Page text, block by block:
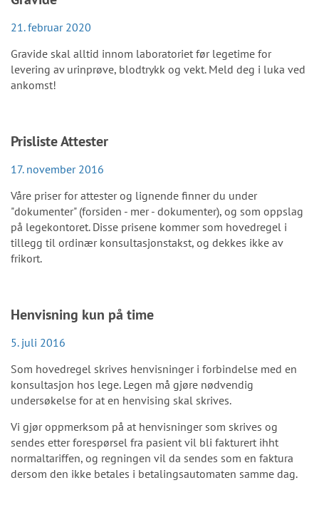
21. februar 2020
Gravide skal alltid innom laboratoriet før legetime for
levering av urinprøve, blodtrykk og vekt. Meld deg i luka ved
ankomst!
Prisliste Attester
17. november 2016
Våre priser for attester og lignende finner du under
"dokumenter" (forsiden - mer - dokumenter), og som oppslag
på legekontoret. Disse prisene kommer som hovedregel i
tillegg til ordinær konsultasjonstakst, og dekkes ikke av
frikort.
Henvisning kun på time
5. juli 2016
Som hovedregel skrives henvisninger i forbindelse med en
konsultasjon hos lege. Legen må gjøre nødvendig
undersøkelse for at en henvising skal skrives.
Vi gjør oppmerksom på at henvisninger som skrives og
sendes etter forespørsel fra pasient vil bli fakturert ihht
normaltariffen, og regningen vil da sendes som en faktura
dersom den ikke betales i betalingsautomaten samme dag.